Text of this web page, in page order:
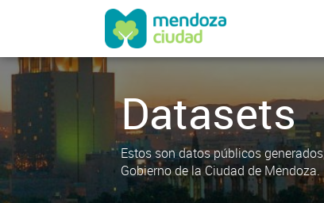
Datasets
Estos son datos públicos
Gobierno de la Ciudad de Mendoza.